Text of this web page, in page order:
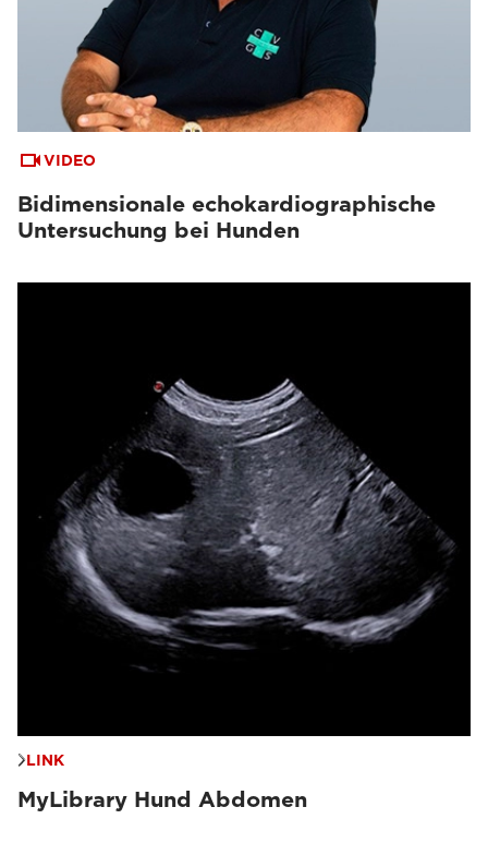
VIDEO
Bidimensionale echokardiographische
Untersuchung bei Hunden
LINK
MyLibrary Hund Abdomen